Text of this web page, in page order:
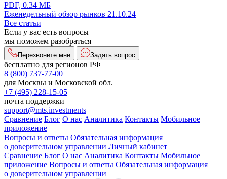
PDF, 0.34 МБ
Еженедельный обзор рынков 21.10.24
Все статьи
Если у вас есть вопросы —
мы поможем разобраться
Перезвоните мне Задать вопрос
бесплатно для регионов РФ
8 (800) 737-77-00
для Москвы и Московской обл.
+7 (495) 228-15-05
почта поддержки
support@mts.investments
Сравнение Блог О нас Аналитика Контакты Мобильное
приложение
Вопросы и ответы Обязательная информация
о доверительном управлении Личный кабинет
Сравнение Блог О нас Аналитика Контакты Мобильное
приложение Вопросы и ответы Обязательная информация
о доверительном управлении